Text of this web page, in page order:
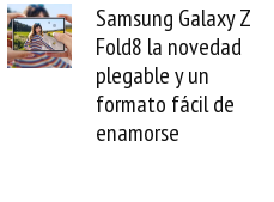
Samsung Galaxy Z
Fold8 la novedad
plegable y un
formato fácil de
enamorse